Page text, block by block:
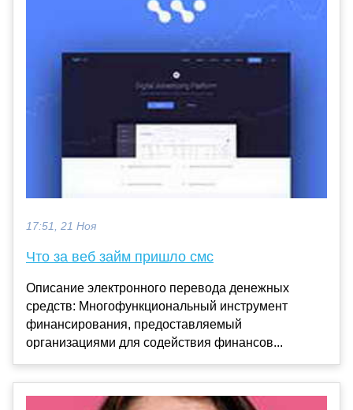
17:51, 21 Ноя
Что за веб займ пришло смс
Описание электронного перевода денежных
средств: Многофункциональный инструмент
финансирования, предоставляемый
организациями для содействия финансов...